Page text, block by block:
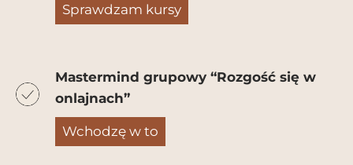
Sprawdzam kursy
Mastermind grupowy “Rozgość się w
onlajnach”
Wchodzę w to